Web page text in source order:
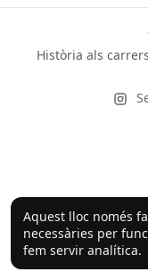
Aquest lloc només
necessàries per
fem servir analítica.
Història als